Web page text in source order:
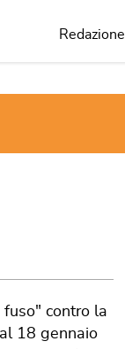
Redazione
fuso" contro la
18 gennaio